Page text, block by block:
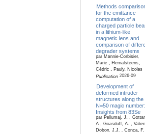
Methods
for the emittance
computation of a
charged particle
in a lithium-like
magnetic lens and
comparison of
degrader systems
par Mannie-Corbisier,
Marie , Hernalsteens,
Cédric , Pauly, Nicolas
Publication2026-09
Development of
deformed intruder
structures along the
N=50 magic number:
Insights from 83Se
par Pellumaj, J. ,
A , Goasduff, A. ,
Dobon, J.J. , Conca,